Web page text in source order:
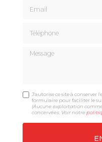
Message
J'autorise ce site à conserver
formulaire pour faciliter le
(Aucune exploitation
concervées. Voir notre